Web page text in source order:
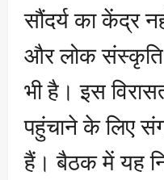
सौंदर्य का केंद्र
और लोक संस्कृति
भी है। इस
पहुंचाने के लिए
हैं। बैठक में यह